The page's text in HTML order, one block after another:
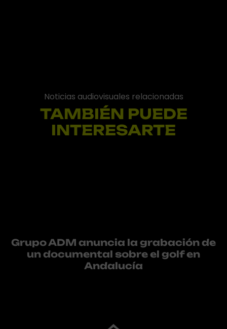
Grupo ADM anuncia la grabación de
un documental sobre el golf en
Andalucía
Noticias audiovisuales relacionadas
TAMBIÉN PUEDE
INTERESARTE